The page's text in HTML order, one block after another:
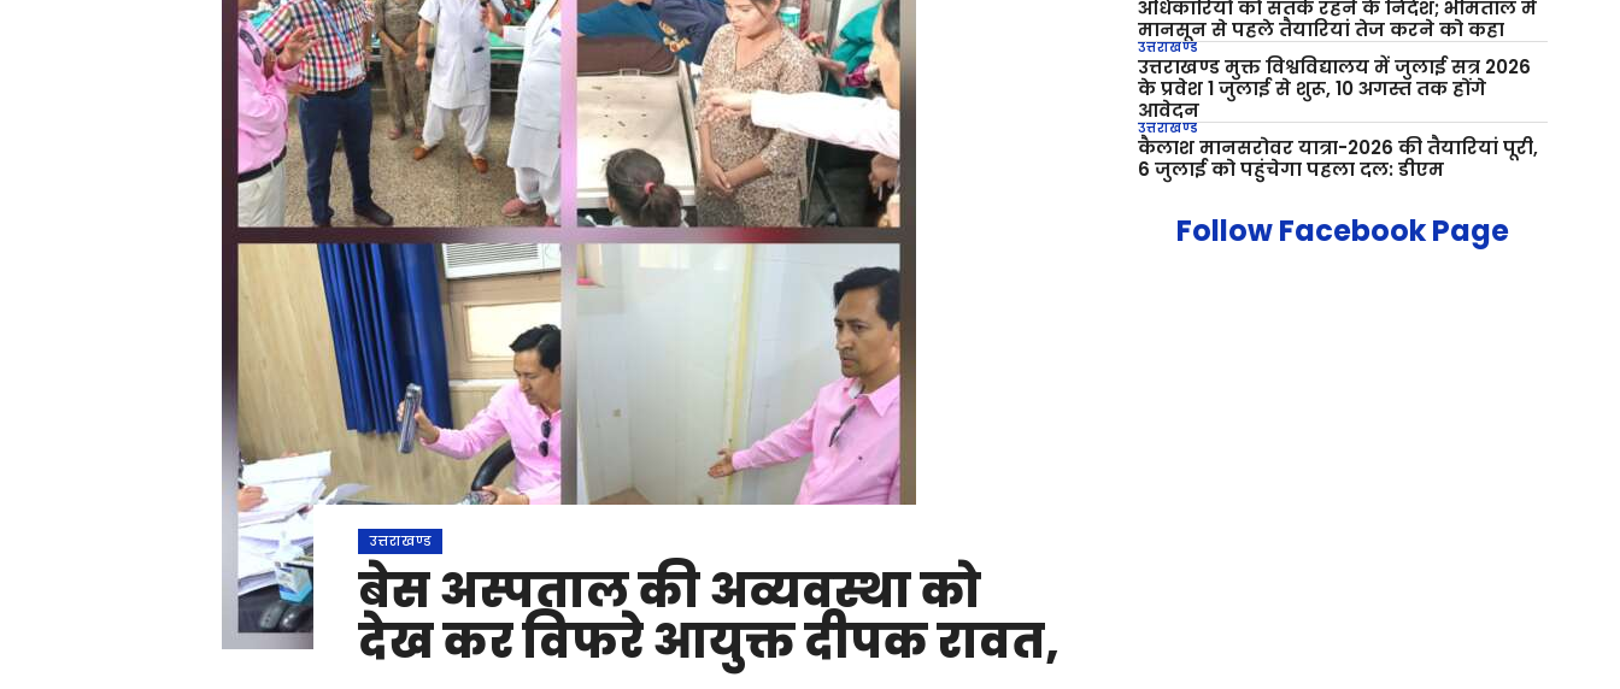
उत्तराखण्ड
बेस अस्पताल की अव्यवस्था को
देख कर विफरे आयुक्त दीपक रावत,
अधिकारियों को सतर्क रहने के निर्देश; भीमताल में
मानसून से पहले तैयारियां तेज करने को कहा
उत्तराखण्ड
उत्तराखण्ड मुक्त विश्वविद्यालय में जुलाई सत्र 2026
के प्रवेश 1 जुलाई से शुरू, 10 अगस्त तक होंगे
आवेदन
उत्तराखण्ड
कैलाश मानसरोवर यात्रा-2026 की तैयारियां पूरी,
6 जुलाई को पहुंचेगा पहला दल: डीएम
Follow Facebook Page